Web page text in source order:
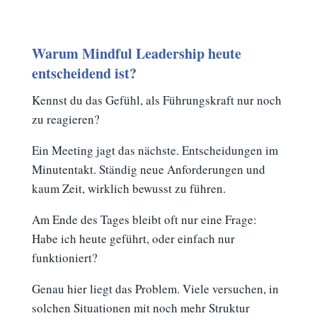
Warum Mindful Leadership heute
entscheidend ist?
Kennst du das Gefühl, als Führungskraft nur noch
zu reagieren?
Ein Meeting jagt das nächste. Entscheidungen im
Minutentakt. Ständig neue Anforderungen und
kaum Zeit, wirklich bewusst zu führen.
Am Ende des Tages bleibt oft nur eine Frage:
Habe ich heute geführt, oder einfach nur
funktioniert?
Genau hier liegt das Problem. Viele versuchen, in
solchen Situationen mit noch mehr Struktur